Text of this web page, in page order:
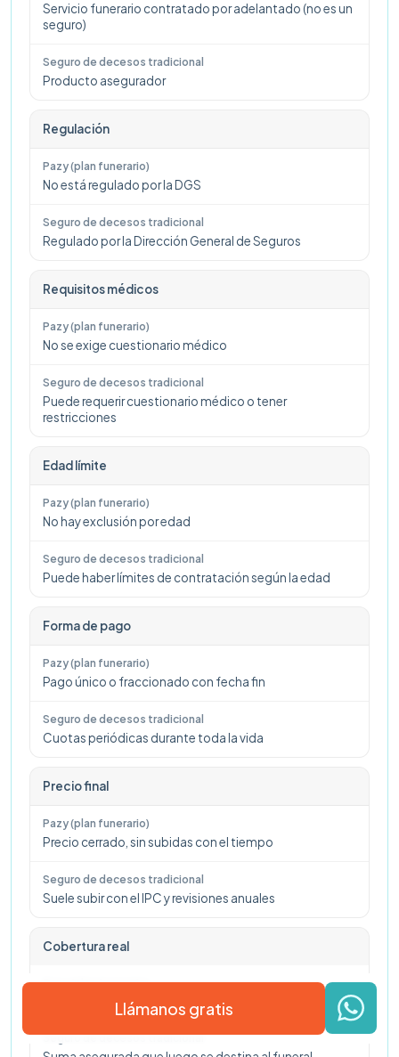
Llámanos gratis
Servicio funerario contratado por adelantado (no es un
seguro)
Producto asegurador
Regulación
No está regulado por la DGS
Regulado por la Dirección General de Seguros
Requisitos médicos
No se exige cuestionario médico
Puede requerir cuestionario médico o tener
restricciones
Edad límite
No hay exclusión por edad
Puede haber límites de contratación según la edad
Forma de pago
Pago único o fraccionado con fecha fin
Cuotas periódicas durante toda la vida
Precio final
Precio cerrado, sin subidas con el tiempo
Suele subir con el IPC y revisiones anuales
Cobertura real
Servicios funerarios contratados por adelantado